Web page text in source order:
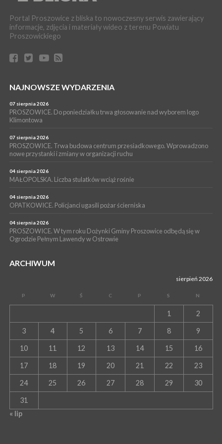
PROSZOWICE. Dzień Otwarty z okazji 10-lecia Wodociągów
WYDARZENIA
17 lipca 2026
bezpłatne warsztaty realizowane w ramach unijnego projektu
[ZDJĘCIA]
16 lipca 2026
Pałecznicy będą obsługiwani w Proszowicach
WYDARZENIA
PROSZOWICE. W parku Warsztaty Edukacyjno-Przyrodnicze
NOC CIEM
15 lipca 2026
PROSZOWICE. Już za tydzień kolejne zajęcia z cyklu „Wakacyjne
Portal Proszowice z bliska to nowoczesny serwis zawierający
informacje, zdjęcia i materiały wideo z terenu Powiatu
Proszowickiego
NAJNOWSZE WYDARZENIA
07 sierpnia 2026
PROSZOWICE. Do poniedziałku trwa głosowanie nad wyborem logo
Klimontowa
07 sierpnia 2026
PROSZOWICE. Trwa budowa centrum przesiadkowego. Wprowadzono
nowe przystanki i zmiany w organizacji ruchu
04 sierpnia 2026
MAŁOPOLSKA. Liczba stulatków wciąż rośnie
04 sierpnia 2026
OPATKOWICE. Policjanci ugasili pożar ścierniska
04 sierpnia 2026
PROSZOWICE. W tym roku Dożynki Gminy Proszowice odbędą się w
Ogrodzie Pełnym Lawendy w Ostrowie
ARCHIWUM
sierpień 2026
P W Ś C P S N
1 2
3 4 5 6 7 8 9
10 11 12 13 14 15 16
17 18 19 20 21 22 23
24 25 26 27 28 29 30
31
« lip